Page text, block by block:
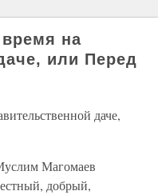
на
или Перед
даче,
Магомаев
добрый,